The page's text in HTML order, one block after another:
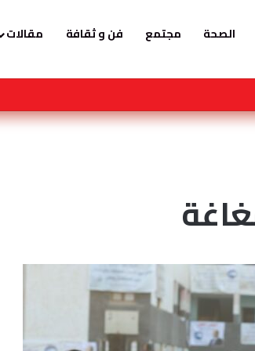
الصحة مجتمع فن و ثقافة مقالات
منظومة القيم؟